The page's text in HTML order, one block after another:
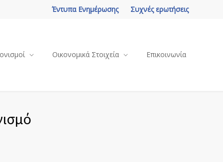
Συχνές ερωτήσεις
Έντυπα Ενημέρωσης
Οικονομικά Στοιχεία Επικοινωνία